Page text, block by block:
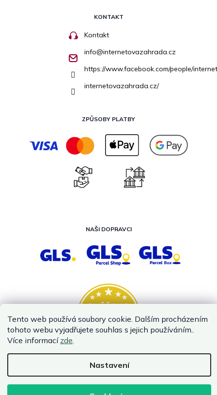
Tento web používá soubory cookie. Dalším procházením
tohoto webu vyjadřujete souhlas s jejich používáním..
Více informací zde.
Nastavení
KONTAKT
Kontakt
info@internetovazahrada.cz
https://www.facebook.com/people/
internetovazahrada.cz/
ZPŮSOBY PLATBY
NAŠI DOPRAVCI